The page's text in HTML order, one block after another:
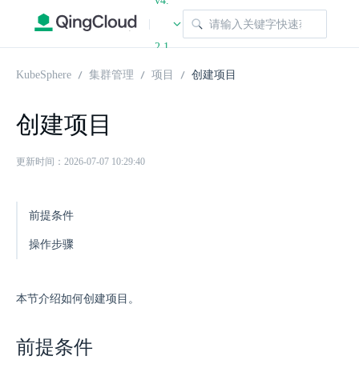
|
2.1
KubeSphere 集群管理 项目 创建项目
创建项目
更新时间：2026-07-07 10:29:40
前提条件
操作步骤
本节介绍如何创建项目。
前提条件